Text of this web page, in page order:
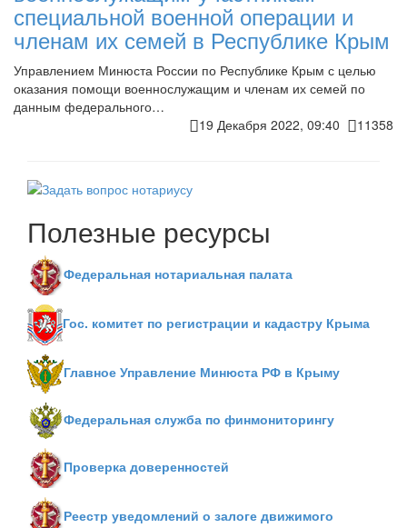
специальной военной операции и
членам их семей в Республике Крым
Управлением Минюста России по Республике Крым с целью
оказания помощи военнослужащим и членам их семей по
данным федерального…
19 Декабря 2022, 09:40
11358
Полезные ресурсы
Федеральная нотариальная палата
Гос. комитет по регистрации и кадастру Крыма
Главное Управление Минюста РФ в Крыму
Федеральная служба по финмониторингу
Проверка доверенностей
Реестр уведомлений о залоге движимого